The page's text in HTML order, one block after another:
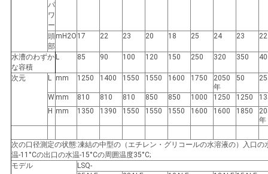
ー
パ
ワ
ー
頭
部
mH2O 17 22 23 20 18 25 24 23 22
水漕のわずか
な容積
L 85 90 100 120 150 250 320 350
次元 L mm 1250 1400 1550 1550 1600 1750
2050
年
50
W mm 810 810 810 850 850 1000 1250 1250
H mm 1350 1390 1550 1550 1550 1600 1600 1850
年
次の口径測定の状態:凍結の中型の（エチレン・グリコールの水溶液の）入口の
温-11°Cの出口の水温-15°Cの周囲温度35°C;
モデル
LSQ-